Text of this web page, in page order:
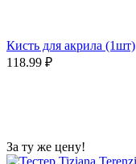
Кисть для акрила (1шт)
118.99 ₽
За ту же цену!